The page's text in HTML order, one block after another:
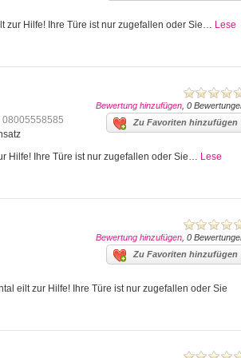
zur Hilfe! Ihre Türe ist nur zugefallen oder Sie… Lese
Bewertung hinzufügen , 0
Zu Favoriten hinzufügen
08005558585
Hilfe! Ihre Türe ist nur zugefallen oder Sie… Lese
Bewertung hinzufügen , 0
Zu Favoriten hinzufügen
eilt zur Hilfe! Ihre Türe ist nur zugefallen oder Sie